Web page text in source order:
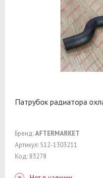
Патрубок радиатора
Бренд:AFTERMARKET
Артикул: S12-1303211
Код: 83278